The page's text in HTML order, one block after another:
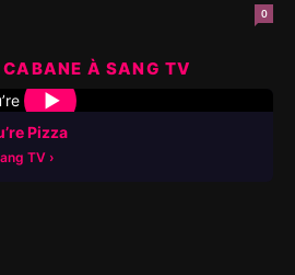
0
À SANG TV
▶
Pizza
TV